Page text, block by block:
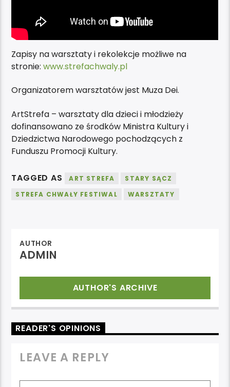
Zapisy na warsztaty i rekolekcje możliwe na
stronie:www.strefachwaly.pl
Organizatorem warsztatów jest Muza Dei.
ArtStrefa – warsztaty dla dzieci i młodzieży
dofinansowano ze środków Ministra Kultury i
Dziedzictwa Narodowego pochodzących z
Funduszu Promocji Kultury.
TAGGED AS ART STREFA
STARY SĄCZ
STREFA CHWAŁY FESTIWAL
WARSZTATY
AUTHOR
ADMIN
AUTHOR'S ARCHIVE
READER'S OPINIONS
LEAVE A REPLY